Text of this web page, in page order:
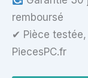
remboursé
✔ Pièce
PiecesPC.fr